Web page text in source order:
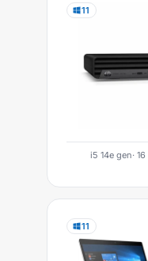
11
i5 14e gen· 16
11